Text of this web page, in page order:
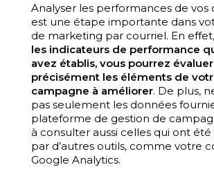
Analyser les performances de vos
est une étape importante dans
de marketing par courriel. En effet,
les indicateurs de performance
avez établis, vous pourrez évaluer
précisément les éléments de
campagne à améliorer. De plus,
pas seulement les données
plateforme de gestion de
à consulter aussi celles qui ont
par d’autres outils, comme votre
Google Analytics.